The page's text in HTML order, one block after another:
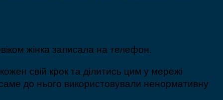
жінка записала на телефон.
свій крок та ділитись цим у мережі
до нього використовували ненормативну